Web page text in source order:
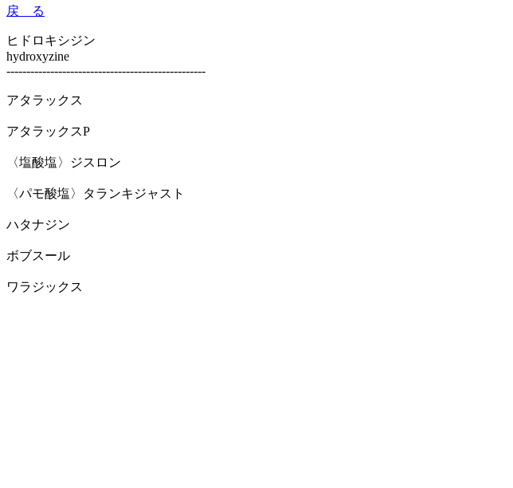
戻 る
ヒドロキシジン
hydroxyzine
--------------------------------------------------
アタラックス
アタラックスP
〈塩酸塩〉ジスロン
〈パモ酸塩〉タランキジャスト
ハタナジン
ボブスール
ワラジックス